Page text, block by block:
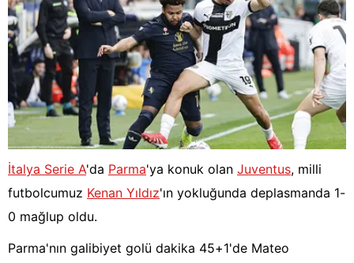
İtalya Serie A'da Parma'ya konuk olan Juventus, milli
futbolcumuz Kenan Yıldız'ın yokluğunda deplasmanda 1-
0 mağlup oldu.
Parma'nın galibiyet golü dakika 45+1'de Mateo